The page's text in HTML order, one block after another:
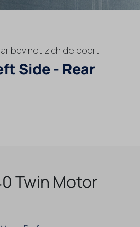
bevindt zich de poort
Side - Rear
Twin Motor